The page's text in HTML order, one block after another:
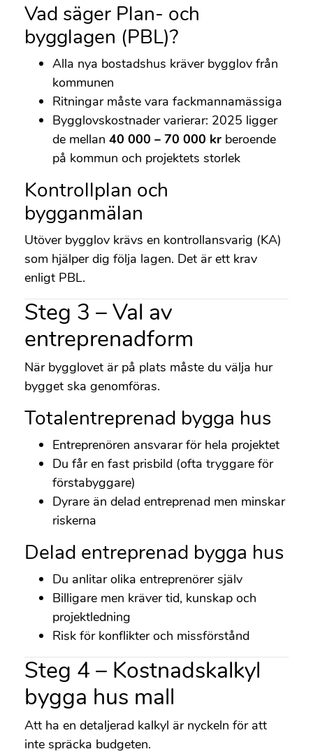
Vad säger Plan- och
bygglagen (PBL)?
Alla nya bostadshus kräver bygglov från
kommunen
Ritningar måste vara fackmannamässiga
Bygglovskostnader varierar: 2025 ligger
de mellan 40 000 – 70 000 kr beroende
på kommun och projektets storlek
Kontrollplan och
bygganmälan
Utöver bygglov krävs en kontrollansvarig (KA)
som hjälper dig följa lagen. Det är ett krav
enligt PBL.
Steg 3 – Val av
entreprenadform
När bygglovet är på plats måste du välja hur
bygget ska genomföras.
Totalentreprenad bygga hus
Entreprenören ansvarar för hela projektet
Du får en fast prisbild (ofta tryggare för
förstabyggare)
Dyrare än delad entreprenad men minskar
riskerna
Delad entreprenad bygga hus
Du anlitar olika entreprenörer själv
Billigare men kräver tid, kunskap och
projektledning
Risk för konflikter och missförstånd
Steg 4 – Kostnadskalkyl
bygga hus mall
Att ha en detaljerad kalkyl är nyckeln för att
inte spräcka budgeten.